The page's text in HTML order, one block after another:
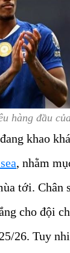
hàng đầu
khao
, nhằm
tới. Chân
cho đội
26. Tuy